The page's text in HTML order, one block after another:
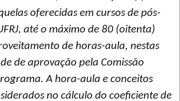
oferecidas em cursos de pós-
até o máximo de 80 (oitenta)
de horas-aula, nestas
de aprovação pela Comissão
A hora-aula e conceitos
no cálculo do coeficiente de